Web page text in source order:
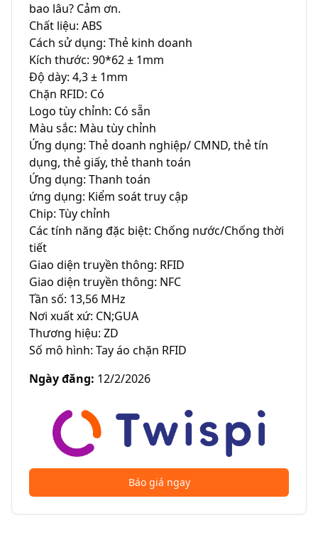
bao lâu? Cảm ơn.
Chất liệu: ABS
Cách sử dụng: Thẻ kinh doanh
Kích thước: 90*62 ± 1mm
Độ dày: 4,3 ± 1mm
Chặn RFID: Có
Logo tùy chỉnh: Có sẵn
Màu sắc: Màu tùy chỉnh
Ứng dụng: Thẻ doanh nghiệp/ CMND, thẻ tín
dụng, thẻ giấy, thẻ thanh toán
Ứng dụng: Thanh toán
ứng dụng: Kiểm soát truy cập
Chip: Tùy chỉnh
Các tính năng đặc biệt: Chống nước/Chống thời
tiết
Giao diện truyền thông: RFID
Giao diện truyền thông: NFC
Tần số: 13,56 MHz
Nơi xuất xứ: CN;GUA
Thương hiệu: ZD
Số mô hình: Tay áo chặn RFID
Ngày đăng: 12/2/2026
Báo giá ngay